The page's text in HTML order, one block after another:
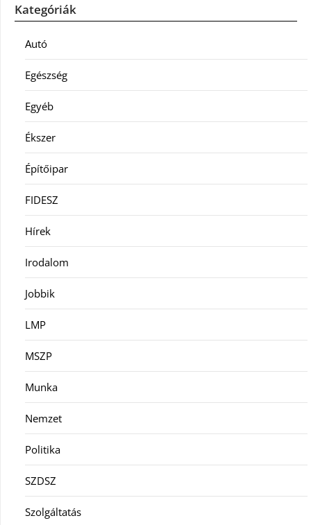
Kategóriák
Autó
Egészség
Egyéb
Ékszer
Építőipar
FIDESZ
Hírek
Irodalom
Jobbik
LMP
MSZP
Munka
Nemzet
Politika
SZDSZ
Szolgáltatás